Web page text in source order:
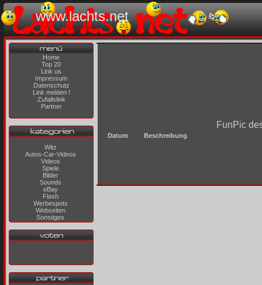
www.lachts.net
Lachts net!
Home
Top 20
Link us
Impressum
Datenschutz
Link melden !
Zufallslink
Partner
Witz
Autos-Car-Videos
Videos
Spiele
Bilder
Sounds
eBay
Flash
Werbespots
Webseiten
Sonstiges
FunPic
Datum Beschreibung